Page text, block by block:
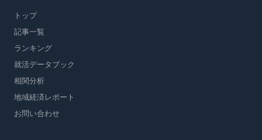
トップ
記事一覧
ランキング
就活データブック
相関分析
地域経済レポート
お問い合わせ